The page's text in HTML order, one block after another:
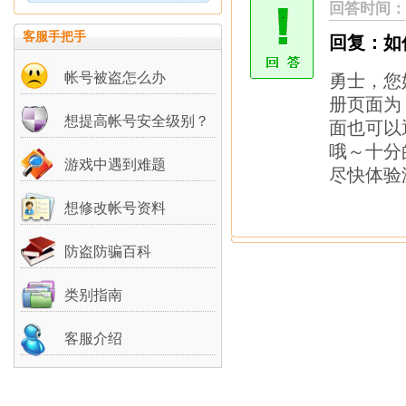
客服手把手
帐号被盗怎么办
想提高帐号安全级别？
游戏中遇到难题
想修改帐号资料
防盗防骗百科
类别指南
客服介绍
回答时间：
回复：
勇士，
册页面为
面也可以
哦～十
尽快体